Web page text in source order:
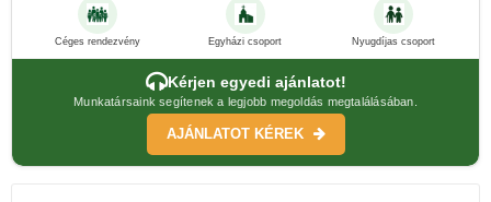
Céges rendezvény Egyházi csoport Nyugdíjas csoport
Kérjen egyedi ajánlatot!
Munkatársaink segítenek a legjobb megoldás megtalálásában.
AJÁNLATOT KÉREK